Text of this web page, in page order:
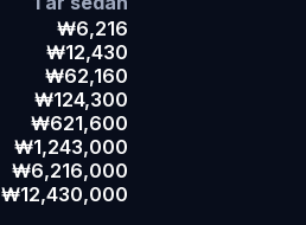
₩6,216
₩12,430
₩62,160
₩124,300
₩621,600
₩1,243,000
₩6,216,000
₩12,430,000